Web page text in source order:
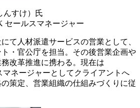
んすけ）氏
セールスマネージャー
て人材派遣サービスの営業として、
・官公庁を担当。その後営業企画や
改革推進に携わる。現在は
ネージャーとしてクライアントへ
策定、営業組織の仕組みづくりに従